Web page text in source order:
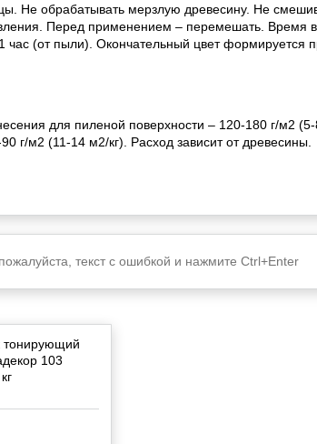
Не обрабатывать мерзлую древесину. Не
Перед применением – перемешать. Время
час (от пыли). Окончательный цвет формируется
для пиленой поверхности – 120-180 г/м2
г/м2 (11-14 м2/кг). Расход зависит от древесины.
текст с ошибкой и нажмите Ctrl+Enter
тонирующий
103